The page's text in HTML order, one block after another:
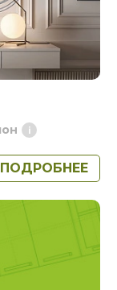
ПОДРОБНЕЕ